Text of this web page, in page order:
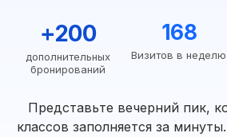
+200
дополнительных
бронирований
168
Визитов в неделю
Представьте вечерний пик,
классов заполняется за